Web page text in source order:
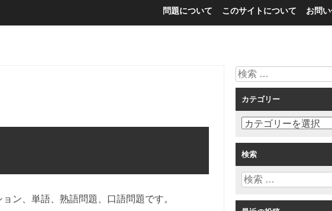
お問
このサイトについて
問題について
ン、単語、熟語問題、口語問題です。
検
索
カテゴリー
カ
ゴ
リ
ー
検索
検